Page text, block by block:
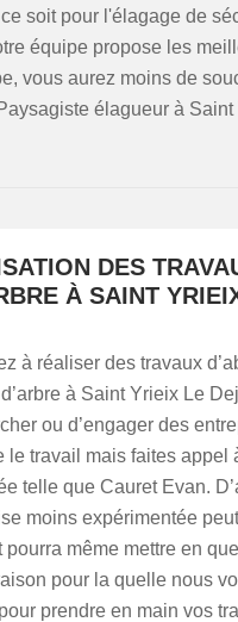
soit pour l'élagage de
équipe propose les
vous aurez moins de
élagueur à Saint
DES
À SAINT
à réaliser des travaux
à Saint Yrieix Le
ou d’engager des
le travail mais faites appel
telle que Cauret Evan.
moins expérimentée
même mettre en
pour la quelle nous
prendre en main vos